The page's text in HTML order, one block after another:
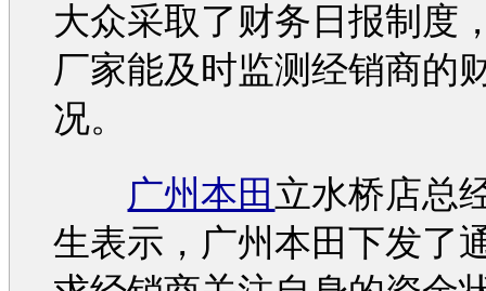
大众采取了财务日报制度
厂家能及时监测经销商的
况。
广州本田 立水桥店总
生表示， 广州本田下发了